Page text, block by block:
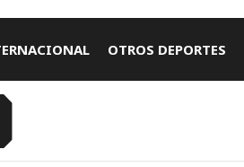
OTROS DEPORTES